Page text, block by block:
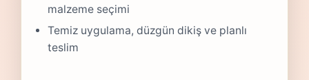
malzeme seçimi
Temiz uygulama, düzgün dikiş ve planlı
teslim